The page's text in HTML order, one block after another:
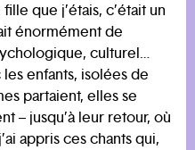
que j’étais, c’était un
énormément de
culturel…
enfants, isolées de
partaient, elles se
– jusqu’à leur retour, où
appris ces chants qui,